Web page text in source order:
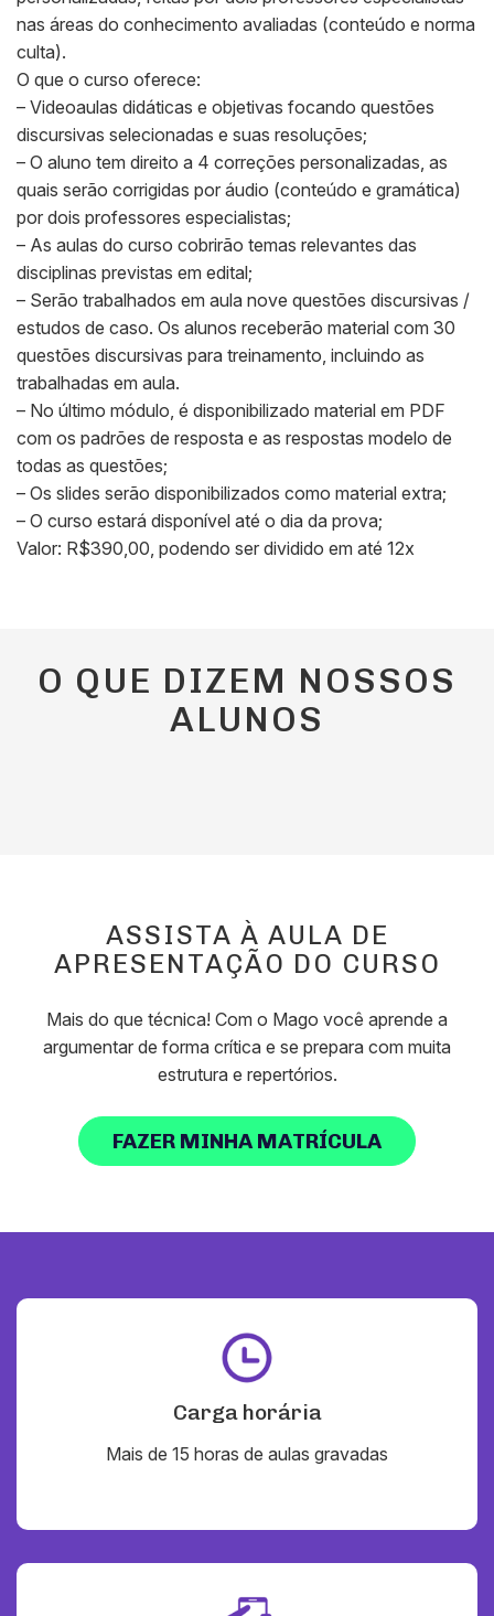
nas áreas do conhecimento avaliadas (conteúdo e norma
culta).
O que o curso oferece:
– Videoaulas didáticas e objetivas focando questões
discursivas selecionadas e suas resoluções;
– O aluno tem direito a 4 correções personalizadas, as
quais serão corrigidas por áudio (conteúdo e gramática)
por dois professores especialistas;
– As aulas do curso cobrirão temas relevantes das
disciplinas previstas em edital;
– Serão trabalhados em aula nove questões discursivas /
estudos de caso. Os alunos receberão material com 30
questões discursivas para treinamento, incluindo as
trabalhadas em aula.
– No último módulo, é disponibilizado material em PDF
com os padrões de resposta e as respostas modelo de
todas as questões;
– Os slides serão disponibilizados como material extra;
– O curso estará disponível até o dia da prova;
Valor: R$390,00, podendo ser dividido em até 12x
O QUE DIZEM NOSSOS
ALUNOS
ASSISTA À AULA DE
APRESENTAÇÃO DO CURSO
Mais do que técnica! Com o Mago você aprende a
argumentar de forma crítica e se prepara com muita
estrutura e repertórios.
FAZER MINHA MATRÍCULA
Carga horária
Mais de 15 horas de aulas gravadas